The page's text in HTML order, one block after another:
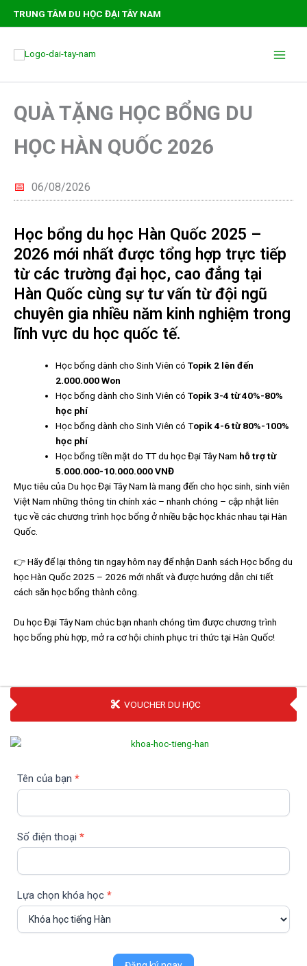
dung
TRUNG TÂM DU HỌC ĐẠI TÂY NAM
QUÀ TẶNG HỌC BỔNG DU
HỌC HÀN QUỐC 2026
📅 06/08/2026
Học bổng du học Hàn Quốc 2025 –
2026 mới nhất được tổng hợp trực tiếp
từ các trường đại học, cao đẳng tại
Hàn Quốc cùng sự tư vấn từ đội ngũ
chuyên gia nhiều năm kinh nghiệm trong
lĩnh vực du học quốc tế.
Học bổng dành cho Sinh Viên cóTopik 2 lên đến
2.000.000 Won
Học bổng dành cho Sinh Viên cóTopik 3-4 từ 40%-80%
học phí
Học bổng dành cho Sinh Viên có Topik 4-6 từ 80%-100%
học phí
Học bổng tiền mặt do TT du học Đại Tây Nam hỗ trợ từ
5.000.000-10.000.000 VNĐ
Mục tiêu của Du học Đại Tây Nam là mang đến cho học sinh, sinh viên
Việt Nam những thông tin chính xác – nhanh chóng – cập nhật liên
tục về các chương trình học bổng ở nhiều bậc học khác nhau tại Hàn
Quốc.
👉 Hãy để lại thông tin ngay hôm nay để nhận Danh sách Học bổng du
học Hàn Quốc 2025 – 2026 mới nhất và được hướng dẫn chi tiết
cách săn học bổng thành công.
Du học Đại Tây Nam chúc bạn nhanh chóng tìm được chương trình
học bổng phù hợp, mở ra cơ hội chinh phục tri thức tại Hàn Quốc!
VOUCHER DU HỌC
3.000.000Đ
Đăng
ký
học
Tên của bạn *
Số điện thoại *
Lựa chọn khóa học *